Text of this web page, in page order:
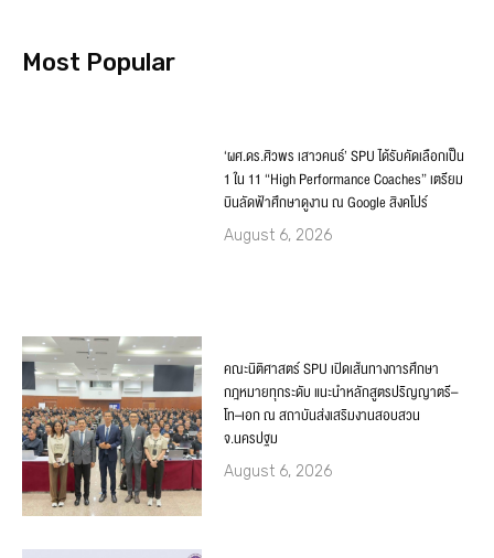
Most Popular
‘ผศ.ดร.ศิวพร เสาวคนธ์’ SPU ได้รับคัดเลือกเป็น
1 ใน 11 “High Performance Coaches” เตรียม
บินลัดฟ้าศึกษาดูงาน ณ Google สิงคโปร์
August 6, 2026
คณะนิติศาสตร์ SPU เปิดเส้นทางการศึกษา
กฎหมายทุกระดับ แนะนำหลักสูตรปริญญาตรี–
โท–เอก ณ สถาบันส่งเสริมงานสอบสวน
จ.นครปฐม
August 6, 2026